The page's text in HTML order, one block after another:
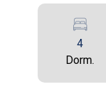
4
Dorm.